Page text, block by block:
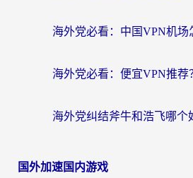
国外加速国内游戏